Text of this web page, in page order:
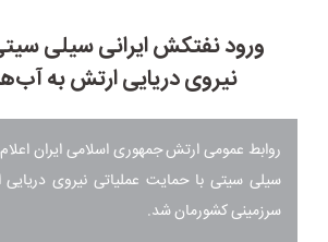
ورود نفتکش ایرانی سیلی
نیروی دریایی ارتش به
روابط عمومی ارتش جمهوری اسلامی ایران
سیلی سیتی با حمایت عملیاتی نیروی
سرزمینی کشورمان شد.